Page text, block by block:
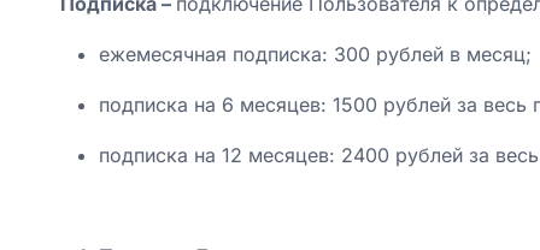
ежемесячная подписка: 300 рублей в месяц;
подписка на 6 месяцев: 1500 рублей за
подписка на 12 месяцев: 2400 рублей за